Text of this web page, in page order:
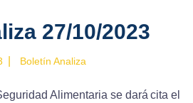
27/10/2023
Boletín Analiza
Alimentaria se dará cita el